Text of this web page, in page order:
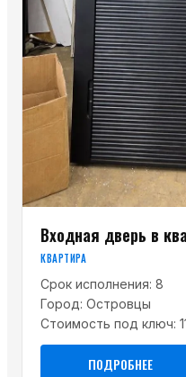
Входная дверь в
КВАРТИРА
Срок исполнения: 8
Город: Островцы
Стоимость под ключ:
ПОДРОБНЕЕ